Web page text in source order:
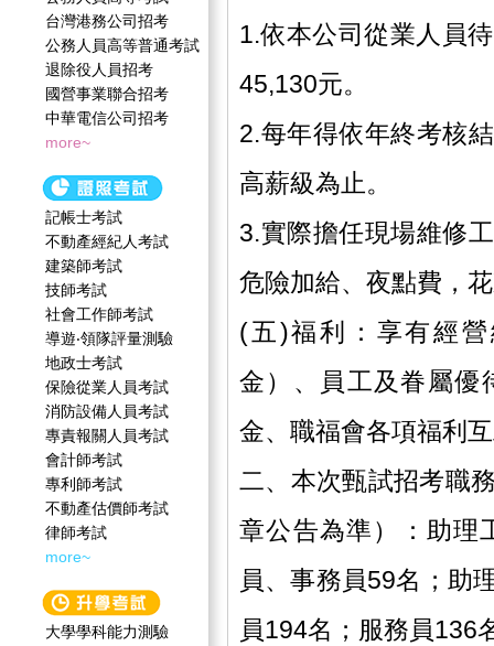
台灣港務公司招考
公務人員高等普通考試
退除役人員招考
國營事業聯合招考
中華電信公司招考
more~
記帳士考試
不動產經紀人考試
建築師考試
技師考試
社會工作師‍考試
導遊‧領隊評量測驗
地政士考試
保險從業人員考試
消防設備人員考試
專責報關人員考試
會計師考試
專利師考試
不動產估價師考試
律師考試
more~
大學學科能力測驗
1.依本公司從業人員
45,130元。
2.每年得依年終考核
高薪級為止。
3.實際擔任現場維修
危險加給、夜點費，
(五)福利：享有經
金）、員工及眷屬優
金、職福會各項福利
二、本次甄試招考職
章公告為準）：助理
員、事務員59名；助
員194名；服務員136